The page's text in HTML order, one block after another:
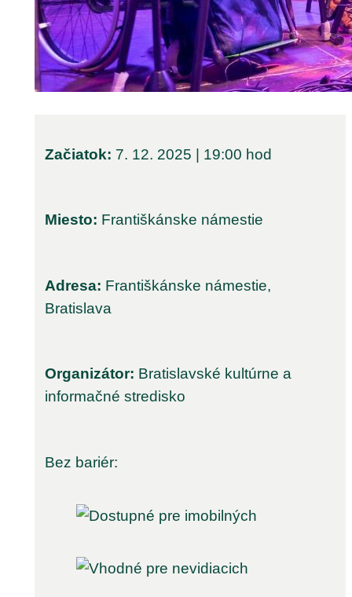
Začiatok: 7. 12. 2025 | 19:00 hod
Miesto: Františkánske námestie
Adresa: Františkánske námestie,
Bratislava
Organizátor: Bratislavské kultúrne a
informačné stredisko
Bez bariér: